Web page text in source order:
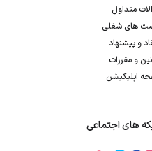
متداول
های شغلی
و پیشنهاد
و مقررات
اپلیکیشن
های اجتماعی